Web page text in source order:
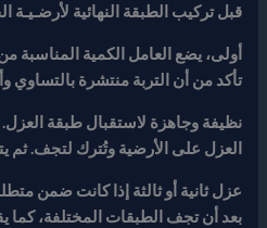
قبل تركيب الطبقة النهائية
أولى، يضع العامل الكمية المناسبة
تأكد من أن التربة منتشرة بالتساوي
نظيفة وجاهزة لاستقبال طبقة
العزل على الأرضية وتُترك لتجف. ثم
عزل ثانية أو ثالثة إذا كانت ضمن
بعد أن تجف الطبقات المختلفة، كما